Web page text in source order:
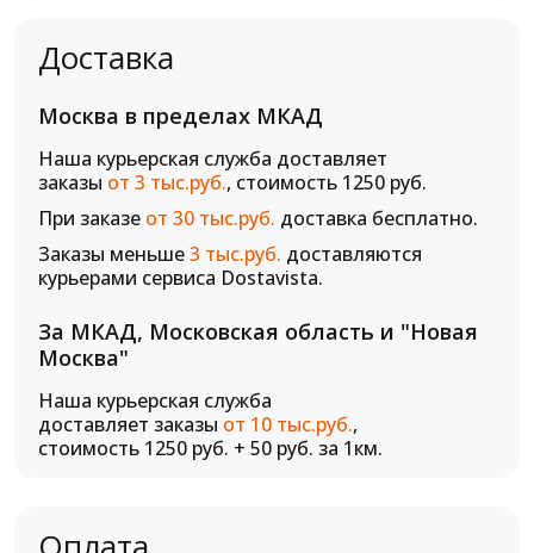
Доставка
Москва в пределах МКАД
Наша курьерская служба доставляет
заказы от 3 тыс.руб., стоимость 1250 руб.
При заказе от 30 тыс.руб. доставка бесплатно.
Заказы меньше3 тыс.руб. доставляются
курьерами сервиса Dostavista.
За МКАД, Московская область и "Новая
Москва"
Наша курьерская служба
доставляет заказы от 10 тыс.руб.,
стоимость 1250 руб. + 50 руб. за 1км.